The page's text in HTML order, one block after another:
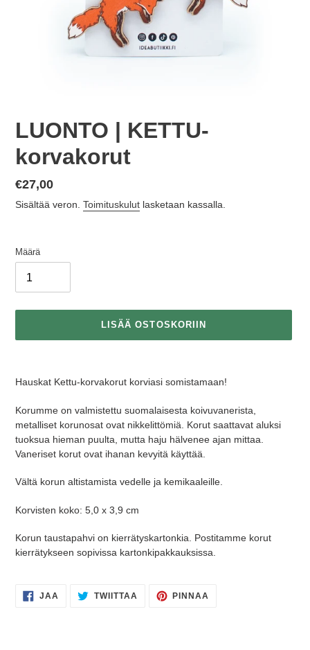
LUONTO | KETTU-
korvakorut
Normaalihinta
€27,00
Sisältää veron. Toimituskulut lasketaan kassalla.
Määrä
LISÄÄ OSTOSKORIIN
Hauskat Kettu-korvakorut korviasi somistamaan!
Korumme on valmistettu suomalaisesta koivuvanerista,
metalliset korunosat ovat nikkelittömiä. Korut saattavat aluksi
tuoksua hieman puulta, mutta haju hälvenee ajan mittaa.
Vaneriset korut ovat ihanan kevyitä käyttää.
Vältä korun altistamista vedelle ja kemikaaleille.
Korvisten koko: 5,0 x 3,9 cm
Korun taustapahvi on kierrätyskartonkia. Postitamme korut
kierrätykseen sopivissa kartonkipakkauksissa.
JAA
FACEBOOKISSA
TWIITTAA TWIITTAA
TWITTERISSÄ
PINNAA